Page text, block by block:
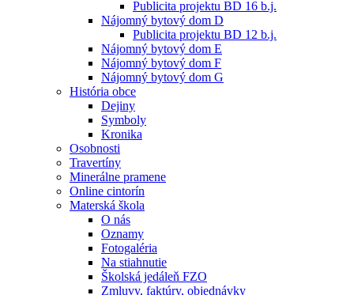
Publicita projektu BD 16 b.j.
Nájomný bytový dom D
Publicita projektu BD 12 b.j.
Nájomný bytový dom E
Nájomný bytový dom F
Nájomný bytový dom G
História obce
Dejiny
Symboly
Kronika
Osobnosti
Travertíny
Minerálne pramene
Online cintorín
Materská škola
O nás
Oznamy
Fotogaléria
Na stiahnutie
Školská jedáleň FZO
Zmluvy, faktúry, objednávky